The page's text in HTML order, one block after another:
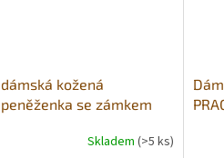
dámská kožená
peněženka se zámkem
Skladem (>5 ks)